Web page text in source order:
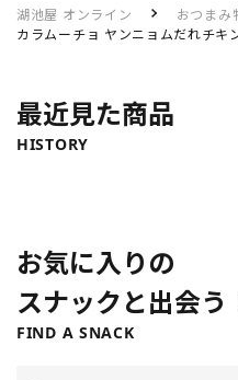
湖池屋 オンライン
おつまみ
カラムーチョ ヤンニョムだれチキ
最近見た商品
HISTORY
お気に入りの
スナックと出会う
FIND A SNACK